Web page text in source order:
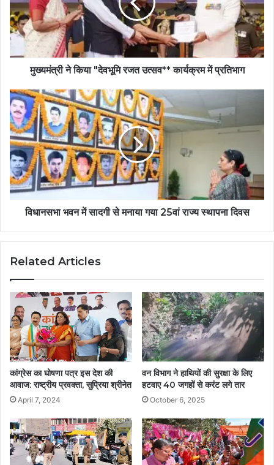
मुख्यमंत्री ने किया "देवभूमि रजत उत्सव** कार्यक्रम में प्रतिभाग
विधानसभा भवन में सादगी से मनाया गया 25वां राज्य स्थापना दिवस
Related Articles
कांग्रेस का घोषणा पत्र इस देश की
आवाज: राष्ट्रीय प्रवक्ता, सुप्रिया श्रीनेत
April 7, 2024
वन विभाग ने हाथियों की सुरक्षा के लिए
हटवाए 40 जगहों से करंट लगे तार
October 6, 2025